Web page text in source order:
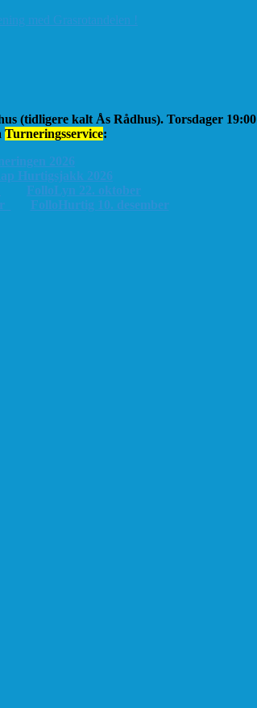
(tidligere kalt Ås Rådhus). Torsdager 19:00
Turneringsservice:
2026
Hurtigsjakk 2026
FolloLyn 22. oktober
FolloHurtig 10. desember